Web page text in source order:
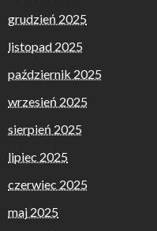
grudzień 2025
listopad 2025
październik 2025
wrzesień 2025
sierpień 2025
lipiec 2025
czerwiec 2025
maj 2025